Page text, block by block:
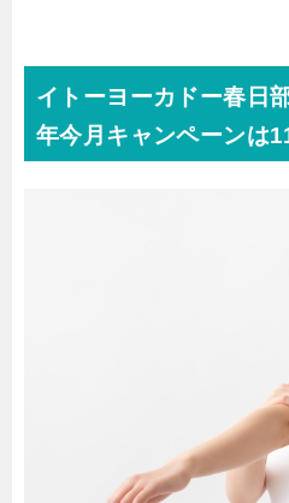
イトーヨーカドー春日
年今月キャンペーンは